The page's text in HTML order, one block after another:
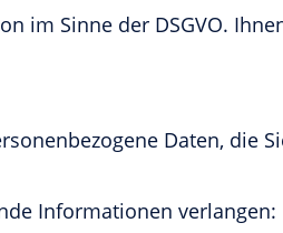
im Sinne der DSGVO.
Daten, die
Informationen verlangen: